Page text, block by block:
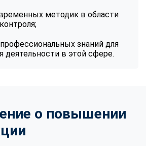
методик в области
знаний для
деятельности в этой сфере.
о повышении